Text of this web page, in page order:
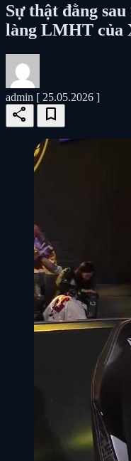
Sự thật đằng
làng LMHT của
admin [ 25.05.2026 ]
share bookmark